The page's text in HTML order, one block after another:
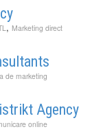
, Marketing direct
de marketing
Agency
online